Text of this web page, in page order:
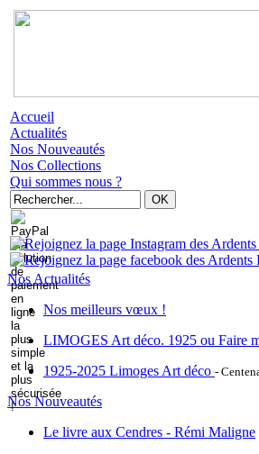
Accueil
Actualités
Nos Nouveautés
Nos Collections
Qui sommes nous ?
Nos Actualités
Nos meilleurs vœux !
LIMOGES Art déco. 1925 ou Faire
1925-2025 Limoges Art déco -
Nos Nouveautés
Le livre aux Cendres - Rémi Maligne